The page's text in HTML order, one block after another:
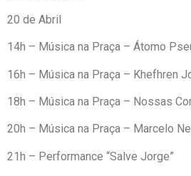
20 de Abril
14h – Música na Praça – Átomo
16h – Música na Praça – Khefhren
18h – Música na Praça – Nossas
20h – Música na Praça – Marcelo
21h – Performance “Salve Jorge”